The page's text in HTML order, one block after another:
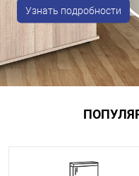
Узнать подробности